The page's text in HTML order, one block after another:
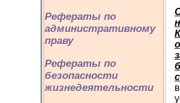
Рефераты по
административному
праву
Рефераты по
безопасности
жизнедеятельности